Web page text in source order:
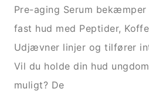
Pre-aging Serum
fast hud med Peptider,
Udjævner linjer og tilfører
Vil du holde din hud
muligt? De